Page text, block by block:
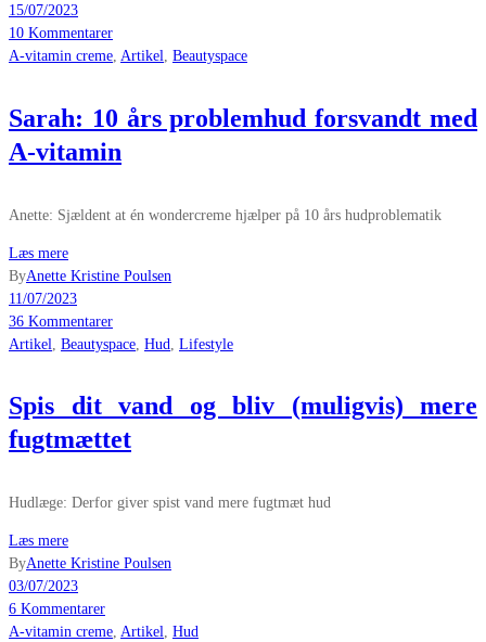
15/07/2023
10 Kommentarer
A-vitamin creme Artikel Beautyspace
Sarah: 10 års problemhud forsvandt med
A-vitamin
Anette: Sjældent at én wondercreme hjælper på 10 års hudproblematik
Læs mere
ByAnette Kristine Poulsen
11/07/2023
36 Kommentarer
Artikel Beautyspace Hud Lifestyle
Spis dit vand og bliv (muligvis) mere
fugtmættet
Hudlæge: Derfor giver spist vand mere fugtmæt hud
Læs mere
ByAnette Kristine Poulsen
03/07/2023
6 Kommentarer
A-vitamin creme, Artikel, Hud